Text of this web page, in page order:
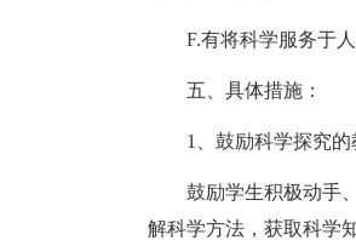
F.有将科学服务于
五、具体措施：
1、鼓励科学探究的
鼓励学生积极动手
解科学方法，获取科学